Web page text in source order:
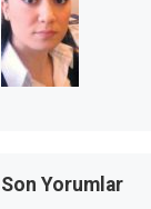
Son Yorumlar